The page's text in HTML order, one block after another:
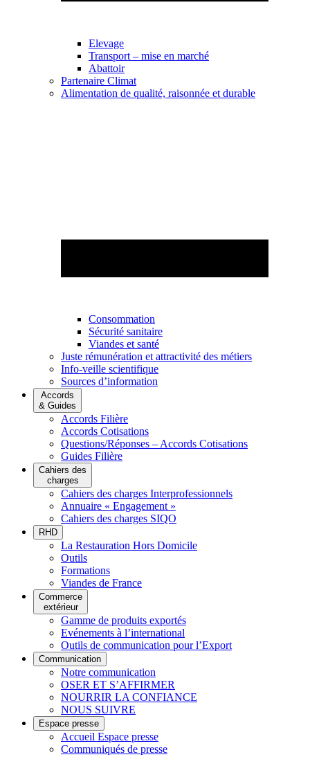
Elevage
Transport – mise en marché
Abattoir
Partenaire Climat
Alimentation de qualité, raisonnée et durable
Consommation
Sécurité sanitaire
Viandes et santé
Juste rémunération et attractivité des métiers
Info-veille scientifique
Sources d’information
Accords
& Guides
Accords Filière
Accords Cotisations
Questions/Réponses – Accords Cotisations
Guides Filière
Cahiers des
charges
Cahiers des charges Interprofessionnels
Annuaire « Engagement »
Cahiers des charges SIQO
RHD
La Restauration Hors Domicile
Outils
Formations
Viandes de France
Commerce
extérieur
Gamme de produits exportés
Evénements à l’international
Outils de communication pour l’Export
Communication
Notre communication
OSER ET S’AFFIRMER
NOURRIR LA CONFIANCE
NOUS SUIVRE
Espace presse
Accueil Espace presse
Communiqués de presse